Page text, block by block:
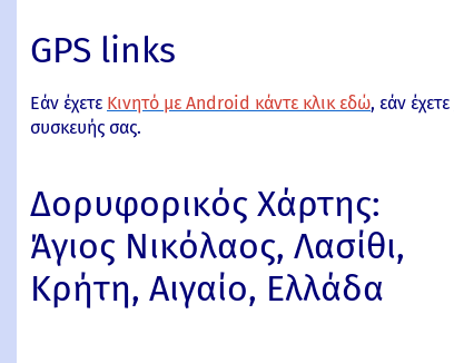
GPS links
Εάν έχετε Κινητό με Android κάντε κλικ εδώ, εάν έχετε
συσκευής σας.
Δορυφορικός Χάρτης:
Άγιος Νικόλαος, Λασίθι,
Κρήτη, Αιγαίο, Ελλάδα